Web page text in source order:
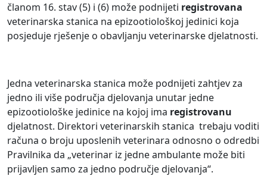
članom 16. stav (5) i (6) može podnijeti registrovana
veterinarska stanica na epizootiološkoj jedinici koja
posjeduje rješenje o obavljanju veterinarske djelatnosti.
Jedna veterinarska stanica može podnijeti zahtjev za
jedno ili više područja djelovanja unutar jedne
epizootiološke jedinice na kojoj ima registrovanu
djelatnost. Direktori veterinarskih stanica trebaju voditi
računa o broju uposlenih veterinara odnosno o odredbi
Pravilnika da „veterinar iz jedne ambulante može biti
prijavljen samo za jedno područje djelovanja“.